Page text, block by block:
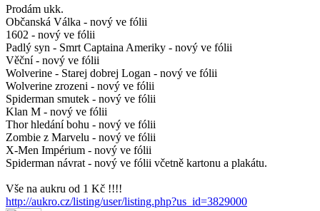
Prodám ukk.
Občanská Válka - nový ve fólii
1602 - nový ve fólii
Padlý syn - Smrt Captaina Ameriky - nový ve fólii
Věční - nový ve fólii
Wolverine - Starej dobrej Logan - nový ve fólii
Wolverine zrozeni - nový ve fólii
Spiderman smutek - nový ve fólii
Klan M - nový ve fólii
Thor hledání bohu - nový ve fólii
Zombie z Marvelu - nový ve fólii
X-Men Impérium - nový ve fólii
Spiderman návrat - nový ve fólii včetně kartonu a plakátu.
Vše na aukru od 1 Kč !!!!
http://aukro.cz/listing/user/listing.php?us_id=3829000